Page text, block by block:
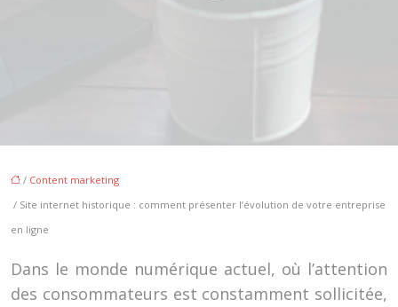
/ Content marketing
/ Site internet historique : comment présenter l’évolution de votre entreprise
en ligne
Dans le monde numérique actuel, où l’attention
des consommateurs est constamment sollicitée,